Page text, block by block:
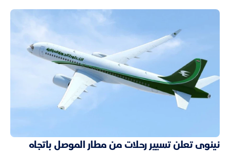
نينوى تعلن تسيير رحلات من مطار الموصل باتجاه